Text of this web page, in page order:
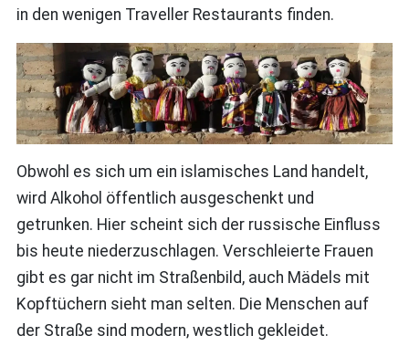
in den wenigen Traveller Restaurants finden.
Obwohl es sich um ein islamisches Land handelt,
wird Alkohol öffentlich ausgeschenkt und
getrunken. Hier scheint sich der russische Einfluss
bis heute niederzuschlagen. Verschleierte Frauen
gibt es gar nicht im Straßenbild, auch Mädels mit
Kopftüchern sieht man selten. Die Menschen auf
der Straße sind modern, westlich gekleidet.